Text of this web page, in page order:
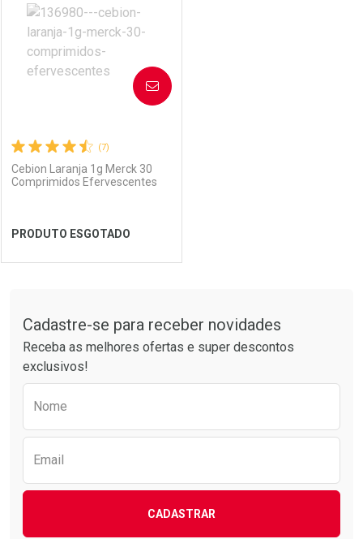
(7)
Cebion Laranja 1g Merck 30
Comprimidos Efervescentes
PRODUTO ESGOTADO
AVISE-ME
Laboratório
Por Menos
Cadastre-se para receber novidades
Receba as melhores ofertas e super descontos
exclusivos!
Nome
Email
CADASTRAR